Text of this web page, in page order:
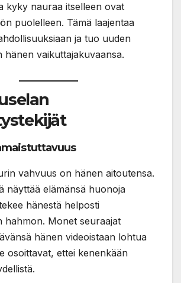
kyky nauraa itselleen ovat
puolelleen. Tämä laajentaa
ja tuo uuden
hänen vaikuttajakuvaansa.
vahvuus on hänen aitoutensa.
näyttää elämänsä huonoja
hänestä helposti
hahmon. Monet seuraajat
hänen videoistaan lohtua
osoittavat, ettei kenenkään